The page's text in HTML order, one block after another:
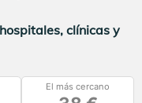
clínicas y
El más cercano